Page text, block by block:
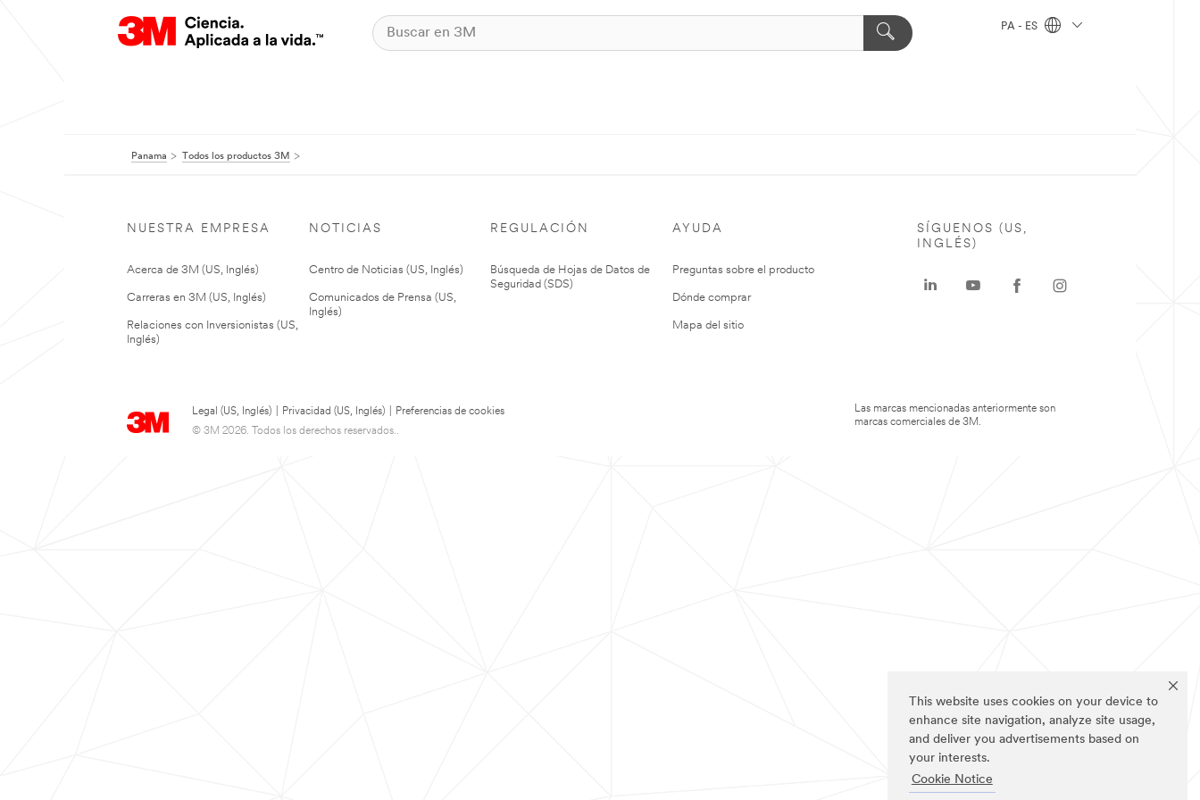
This website uses cookies on your device to
enhance site navigation, analyze site usage,
and deliver you advertisements based on
your interests.
Cookie Notice
PA - ES
Panama Todos los productos 3M
NUESTRA EMPRESA
Acerca de 3M (US, Inglés)
Carreras en 3M (US, Inglés)
Relaciones con Inversionistas (US,
Inglés)
NOTICIAS
Centro de Noticias (US, Inglés)
Comunicados de Prensa (US,
Inglés)
REGULACIÓN
Búsqueda de Hojas de Datos de
Seguridad (SDS)
AYUDA
Preguntas sobre el producto
Dónde comprar
Mapa del sitio
Legal (US, Inglés) Privacidad (US, Inglés)
Preferencias de cookies
© 3M 2026. Todos los derechos reservados..
SÍGUENOS (US,
INGLÉS)
Las marcas mencionadas anteriormente son
marcas comerciales de 3M.